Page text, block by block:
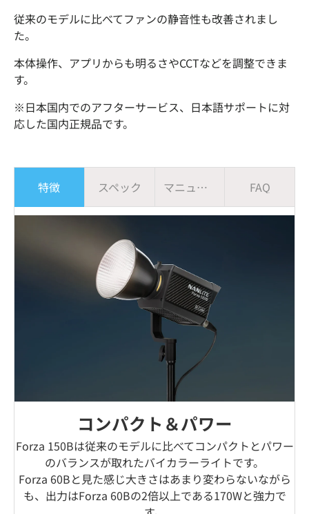
従来のモデルに比べてファンの静音性も改善されまし
た。
本体操作、アプリからも明るさやCCTなどを調整できま
す。
※日本国内でのアフターサービス、日本語サポートに対
応した国内正規品です。
特徴 スペック マニュアル FAQ
コンパクト＆パワー
Forza 150Bは従来のモデルに比べてコンパクトとパワー
のバランスが取れたバイカラーライトです。
Forza 60Bと見た感じ大きさはあまり変わらないながら
も、出力はForza 60Bの2倍以上である170Wと強力で